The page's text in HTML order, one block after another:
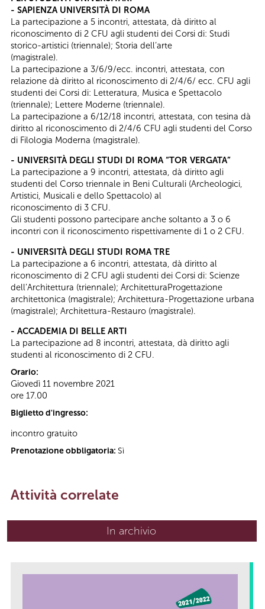
- SAPIENZA UNIVERSITÀ DI ROMA
La partecipazione a 5 incontri, attestata, dà diritto al
riconoscimento di 2 CFU agli studenti dei Corsi di: Studi
storico-artistici (triennale); Storia dell’arte
(magistrale).
La partecipazione a 3/6/9/ecc. incontri, attestata, con
relazione dà diritto al riconoscimento di 2/4/6/ ecc. CFU agli
studenti dei Corsi di: Letteratura, Musica e Spettacolo
(triennale); Lettere Moderne (triennale).
La partecipazione a 6/12/18 incontri, attestata, con tesina dà
diritto al riconoscimento di 2/4/6 CFU agli studenti del Corso
di Filologia Moderna (magistrale).
- UNIVERSITÀ DEGLI STUDI DI ROMA “TOR VERGATA”
La partecipazione a 9 incontri, attestata, dà diritto agli
studenti del Corso triennale in Beni Culturali (Archeologici,
Artistici, Musicali e dello Spettacolo) al
riconoscimento di 3 CFU.
Gli studenti possono partecipare anche soltanto a 3 o 6
incontri con il riconoscimento rispettivamente di 1 o 2 CFU.
- UNIVERSITÀ DEGLI STUDI ROMA TRE
La partecipazione a 6 incontri, attestata, dà diritto al
riconoscimento di 2 CFU agli studenti dei Corsi di: Scienze
dell’Architettura (triennale); ArchitetturaProgettazione
architettonica (magistrale); Architettura-Progettazione urbana
(magistrale); Architettura-Restauro (magistrale).
- ACCADEMIA DI BELLE ARTI
La partecipazione ad 8 incontri, attestata, dà diritto agli
studenti al riconoscimento di 2 CFU.
Orario:
Giovedì 11 novembre 2021
ore 17.00
Biglietto d'ingresso:
incontro gratuito
Prenotazione obbligatoria: Sì
Attività correlate
In archivio